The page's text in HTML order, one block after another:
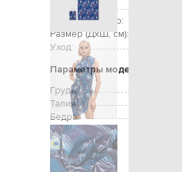
Декор:
Дополнительно:
Размер (ДхШ, см):
Уход:
Параметры модели
Грудь:
Талия:
Бедра: